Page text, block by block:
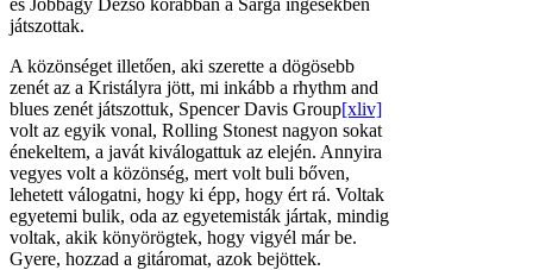
játszottak.
A közönséget illetően, aki szerette a dögösebb
zenét az a Kristályra jött, mi inkább a rhythm and
blues zenét játszottuk, Spencer Davis Group[xliv]
volt az egyik vonal, Rolling Stonest nagyon sokat
énekeltem, a javát kiválogattuk az elején. Annyira
vegyes volt a közönség, mert volt buli bőven,
lehetett válogatni, hogy ki épp, hogy ért rá. Voltak
egyetemi bulik, oda az egyetemisták jártak, mindig
voltak, akik könyörögtek, hogy vigyél már be.
Gyere, hozzad a gitáromat, azok bejöttek.